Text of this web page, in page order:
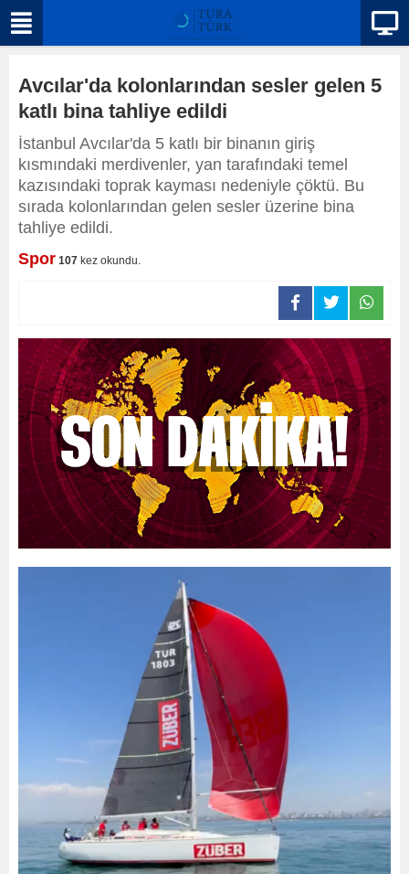
Avcılar'da kolonlarından sesler gelen 5
katlı bina tahliye edildi
İstanbul Avcılar'da 5 katlı bir binanın giriş
kısmındaki merdivenler, yan tarafındaki temel
kazısındaki toprak kayması nedeniyle çöktü. Bu
sırada kolonlarından gelen sesler üzerine bina
tahliye edildi.
Spor 107 kez okundu.